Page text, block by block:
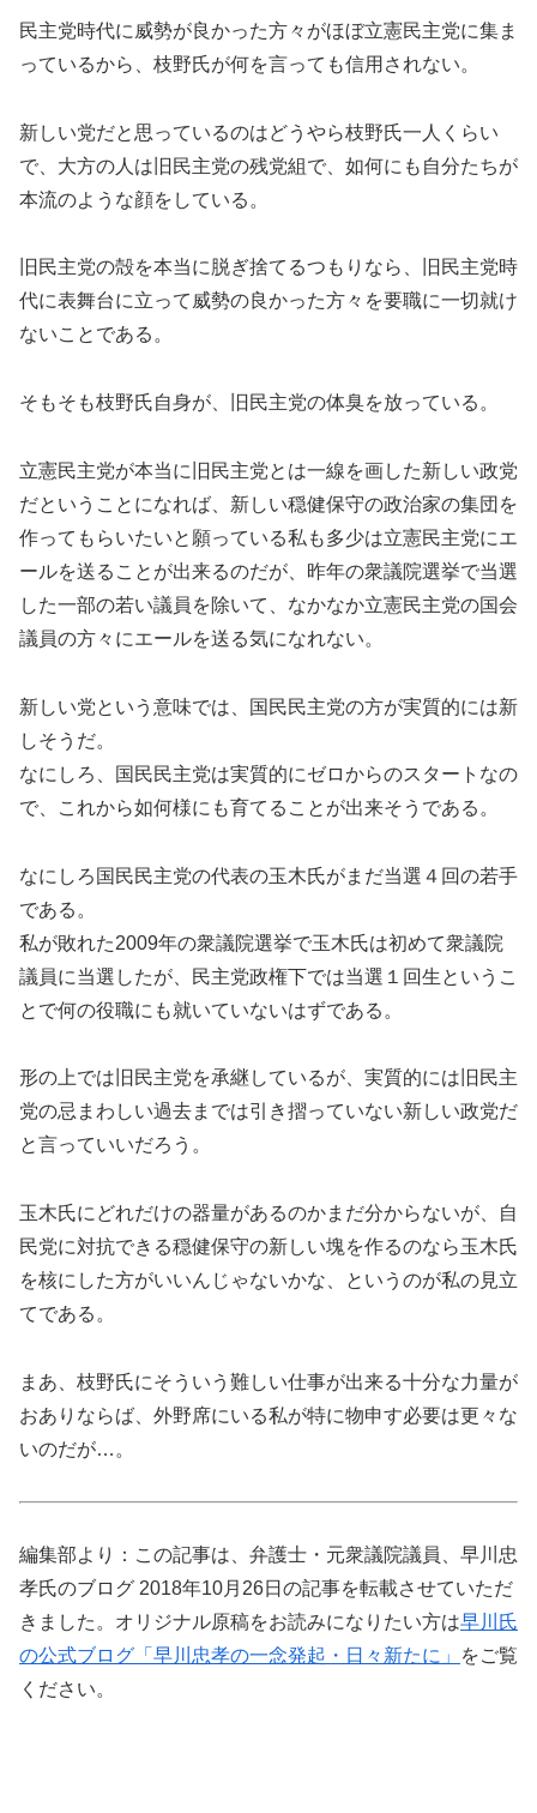
民主党時代に威勢が良かった方々がほぼ立憲民主党に集ま
っているから、枝野氏が何を言っても信用されない。
新しい党だと思っているのはどうやら枝野氏一人くらい
で、大方の人は旧民主党の残党組で、如何にも自分たちが
本流のような顔をしている。
旧民主党の殻を本当に脱ぎ捨てるつもりなら、旧民主党時
代に表舞台に立って威勢の良かった方々を要職に一切就け
ないことである。
そもそも枝野氏自身が、旧民主党の体臭を放っている。
立憲民主党が本当に旧民主党とは一線を画した新しい政党
だということになれば、新しい穏健保守の政治家の集団を
作ってもらいたいと願っている私も多少は立憲民主党にエ
ールを送ることが出来るのだが、昨年の衆議院選挙で当選
した一部の若い議員を除いて、なかなか立憲民主党の国会
議員の方々にエールを送る気になれない。
新しい党という意味では、国民民主党の方が実質的には新
しそうだ。
なにしろ、国民民主党は実質的にゼロからのスタートなの
で、これから如何様にも育てることが出来そうである。
なにしろ国民民主党の代表の玉木氏がまだ当選４回の若手
である。
私が敗れた2009年の衆議院選挙で玉木氏は初めて衆議院
議員に当選したが、民主党政権下では当選１回生というこ
とで何の役職にも就いていないはずである。
形の上では旧民主党を承継しているが、実質的には旧民主
党の忌まわしい過去までは引き摺っていない新しい政党だ
と言っていいだろう。
玉木氏にどれだけの器量があるのかまだ分からないが、自
民党に対抗できる穏健保守の新しい塊を作るのなら玉木氏
を核にした方がいいんじゃないかな、というのが私の見立
てである。
まあ、枝野氏にそういう難しい仕事が出来る十分な力量が
おありならば、外野席にいる私が特に物申す必要は更々な
いのだが…。
編集部より：この記事は、弁護士・元衆議院議員、早川忠
孝氏のブログ 2018年10月26日の記事を転載させていただ
きました。オリジナル原稿をお読みになりたい方は早川氏
の公式ブログ「早川忠孝の一念発起・日々新たに」
をご覧
ください。